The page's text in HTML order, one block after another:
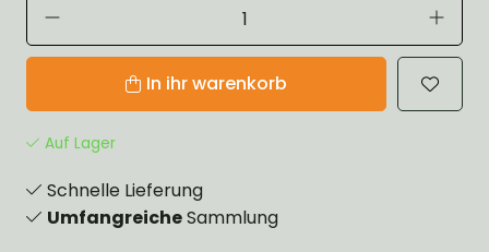
In ihr warenkorb
Auf Lager
Schnelle Lieferung
UmfangreicheSammlung